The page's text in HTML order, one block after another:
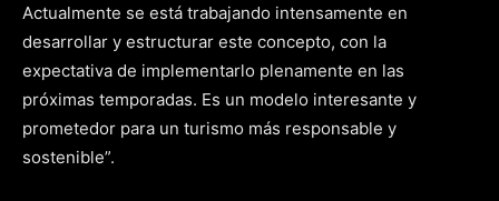
Actualmente se está trabajando intensamente en
desarrollar y estructurar este concepto, con la
expectativa de implementarlo plenamente en las
próximas temporadas. Es un modelo interesante y
prometedor para un turismo más responsable y
sostenible”.